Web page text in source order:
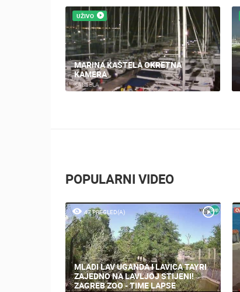
UŽIVO
KAŠTELA - MARINA
KAŠTELA
POPULARNI VIDEO
47 PREGLED(A)
MLADI LAV UGANDA I LAVICA TAYRI
ZAJEDNO NA LAVLJOJ STIJENI!
ZAGREB ZOO - TIME LAPSE